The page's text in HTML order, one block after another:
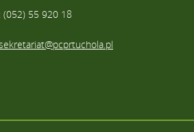
(052) 55 920 18